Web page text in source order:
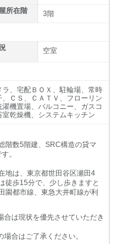
所在階
3階
空室
、宅配ＢＯＸ、駐輪場、常時
ＣＳ、ＣＡＴＶ、フローリン
機置場、バルコニー、ガスコ
乾燥機、システムキッチン
階数5階建、SRC構造の貸マ
。
地は、東京都世田谷区瀬田4
徒歩15分で、少し歩きますと
園都市線、東急大井町線が利
は現状を優先させていただき
合はご了承ください。